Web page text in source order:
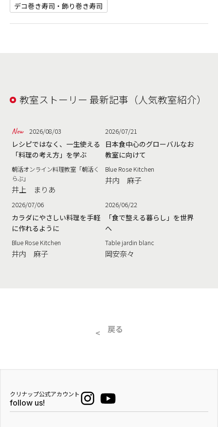
デコ巻き寿司・飾り巻き寿司
教室ストーリー 最新記事（人気教室紹介）
2026/08/03
レシピではなく、一生使える
「料理の考え方」を学ぶ
朝活オンライン料理教室「朝活く
らぶ」
井上 まりあ
2026/07/21
日本食中心のグローバルなお
教室に向けて
Blue Rose Kitchen
井内 麻子
2026/07/06
カラダにやさしい料理を手軽
に作れるように
Blue Rose Kitchen
井内 麻子
2026/06/22
「食で整える暮らし」を世界
へ
Table jardin blanc
岡安奈々
戻る
クリナップ公式アカウント
follow us!